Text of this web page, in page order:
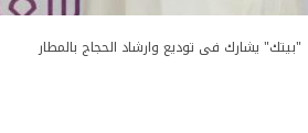
"بيتك" يشارك فى توديع وارشاد الحجاج بالمطار